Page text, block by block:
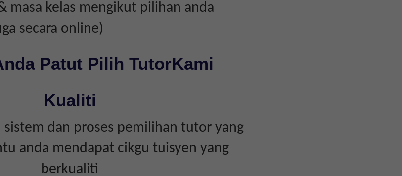
masa kelas mengikut pilihan anda
secara online)
Patut Pilih TutorKami
Kualiti
sistem dan proses pemilihan tutor yang
anda mendapat cikgu tuisyen yang
berkualiti